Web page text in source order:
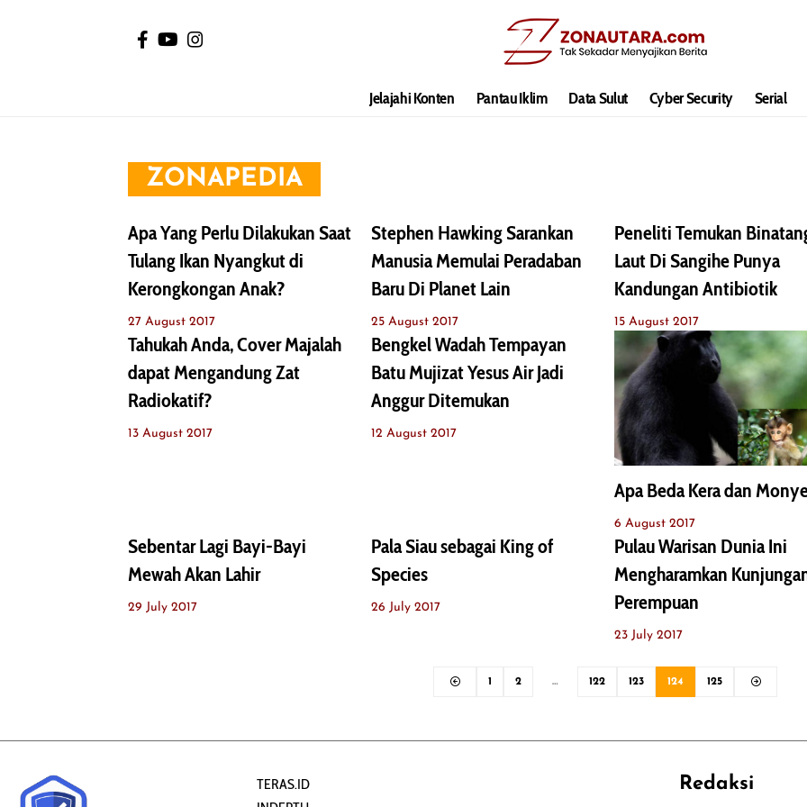
Jelajahi Konten Pantau Iklim Data Sulut Cyber Security Serial
ZONAPEDIA
Apa Yang Perlu Dilakukan Saat
Tulang Ikan Nyangkut di
Kerongkongan Anak?
27 August 2017
Stephen Hawking Sarankan
Manusia Memulai Peradaban
Baru Di Planet Lain
25 August 2017
Peneliti Temukan
Laut Di Sangihe Punya
Kandungan Antibiotik
15 August 2017
Tahukah Anda, Cover Majalah
dapat Mengandung Zat
Radiokatif?
13 August 2017
Bengkel Wadah Tempayan
Batu Mujizat Yesus Air Jadi
Anggur Ditemukan
12 August 2017
Apa Beda Kera dan
6 August 2017
Sebentar Lagi Bayi-Bayi
Mewah Akan Lahir
29 July 2017
Pala Siau sebagai King of
Species
26 July 2017
Pulau Warisan Dunia Ini
Mengharamkan
Perempuan
23 July 2017
1 2 … 122 123 124 125
TERAS.ID
Redaksi